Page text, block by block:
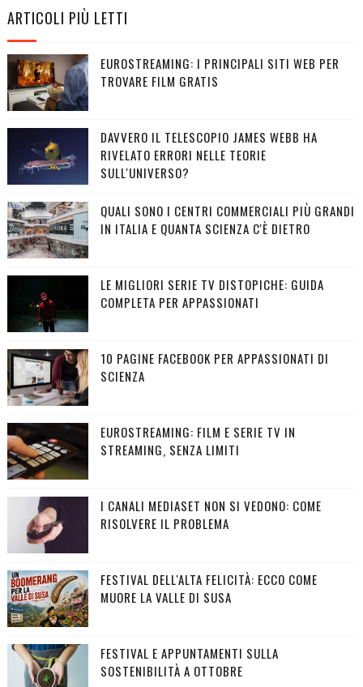
ARTICOLI PIÙ LETTI
EUROSTREAMING: I PRINCIPALI SITI WEB PER
TROVARE FILM GRATIS
DAVVERO IL TELESCOPIO JAMES WEBB HA
RIVELATO ERRORI NELLE TEORIE
SULL'UNIVERSO?
QUALI SONO I CENTRI COMMERCIALI PIÙ GRANDI
IN ITALIA E QUANTA SCIENZA C'È DIETRO
LE MIGLIORI SERIE TV DISTOPICHE: GUIDA
COMPLETA PER APPASSIONATI
10 PAGINE FACEBOOK PER APPASSIONATI DI
SCIENZA
EUROSTREAMING: FILM E SERIE TV IN
STREAMING, SENZA LIMITI
I CANALI MEDIASET NON SI VEDONO: COME
RISOLVERE IL PROBLEMA
FESTIVAL DELL'ALTA FELICITÀ: ECCO COME
MUORE LA VALLE DI SUSA
FESTIVAL E APPUNTAMENTI SULLA
SOSTENIBILITÀ A OTTOBRE